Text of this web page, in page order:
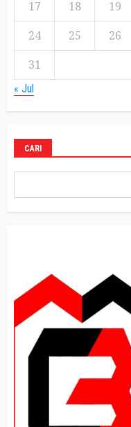
17
18 19
24
25 26
31
« Jul
CARI